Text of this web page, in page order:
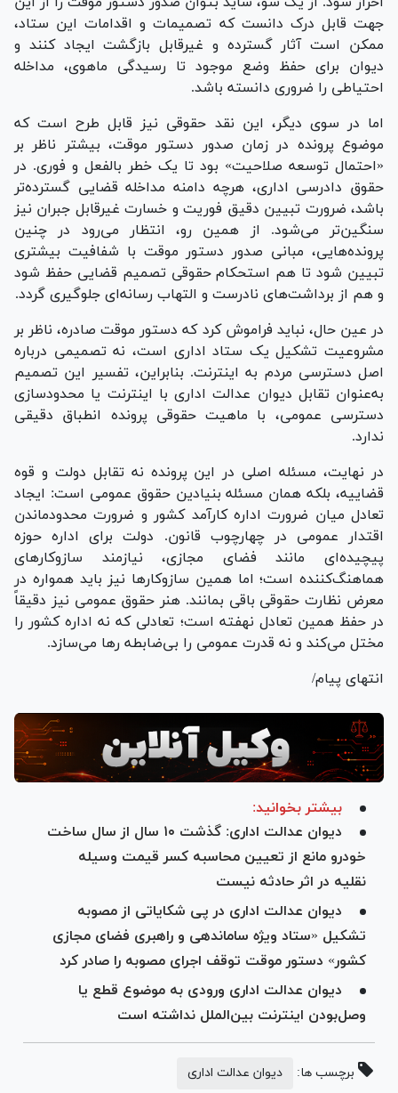
جهت قابل درک دانست که تصمیمات و اقدامات این ستاد،
ممکن است آثار گسترده و غیرقابل بازگشت ایجاد کنند و
دیوان برای حفظ وضع موجود تا رسیدگی ماهوی، مداخله
احتیاطی را ضروری دانسته باشد.
اما در سوی دیگر، این نقد حقوقی نیز قابل طرح است که
موضوع پرونده در زمان صدور دستور موقت، بیشتر ناظر بر
«احتمال توسعه صلاحیت» بود تا یک خطر بالفعل و فوری. در
حقوق دادرسی اداری، هرچه دامنه مداخله قضایی گسترده‌تر
باشد، ضرورت تبیین دقیق فوریت و خسارت غیرقابل جبران نیز
سنگین‌تر می‌شود. از همین رو، انتظار می‌رود در چنین
پرونده‌هایی، مبانی صدور دستور موقت با شفافیت بیشتری
تبیین شود تا هم استحکام حقوقی تصمیم قضایی حفظ شود
و هم از برداشت‌های نادرست و التهاب رسانه‌ای جلوگیری گردد.
در عین حال، نباید فراموش کرد که دستور موقت صادره، ناظر بر
مشروعیت تشکیل یک ستاد اداری است، نه تصمیمی درباره
اصل دسترسی مردم به اینترنت. بنابراین، تفسیر این تصمیم
به‌عنوان تقابل دیوان عدالت اداری با اینترنت یا محدودسازی
دسترسی عمومی، با ماهیت حقوقی پرونده انطباق دقیقی
ندارد.
در نهایت، مسئله اصلی در این پرونده نه تقابل دولت و قوه
قضاییه، بلکه همان مسئله بنیادین حقوق عمومی است: ایجاد
تعادل میان ضرورت اداره کارآمد کشور و ضرورت محدودماندن
اقتدار عمومی در چهارچوب قانون. دولت برای اداره حوزه
پیچیده‌ای مانند فضای مجازی، نیازمند سازوکار‌های
هماهنگ‌کننده است؛ اما همین سازوکار‌ها نیز باید همواره در
معرض نظارت حقوقی باقی بمانند. هنر حقوق عمومی نیز دقیقاً
در حفظ همین تعادل نهفته است؛ تعادلی که نه اداره کشور را
مختل می‌کند و نه قدرت عمومی را بی‌ضابطه رها می‌سازد.
انتهای پیام/
بیشتر بخوانید:
دیوان عدالت اداری: گذشت ۱۰ سال از سال ساخت
خودرو مانع از تعیین محاسبه کسر قیمت وسیله
نقلیه در اثر حادثه نیست
دیوان عدالت اداری در پی شکایاتی از مصوبه
تشکیل «ستاد ویژه ساماندهی و راهبری فضای مجازی
کشور» دستور موقت توقف اجرای مصوبه را صادر کرد
دیوان عدالت اداری ورودی به موضوع قطع یا
وصل‌بودن اینترنت بین‌الملل نداشته است
برچسب ها: دیوان عدالت اداری